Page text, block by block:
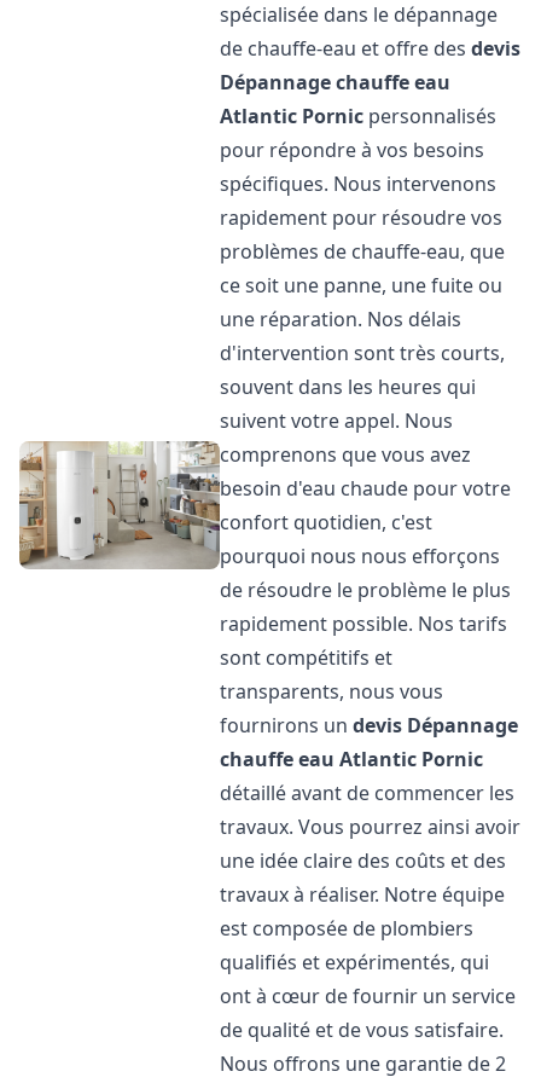
spécialisée dans le dépannage
de chauffe-eau et offre desdevis
Dépannage chauffe eau
Atlantic Pornic personnalisés
pour répondre à vos besoins
spécifiques. Nous intervenons
rapidement pour résoudre vos
problèmes de chauffe-eau, que
ce soit une panne, une fuite ou
une réparation. Nos délais
d'intervention sont très courts,
souvent dans les heures qui
suivent votre appel. Nous
comprenons que vous avez
besoin d'eau chaude pour votre
confort quotidien, c'est
pourquoi nous nous efforçons
de résoudre le problème le plus
rapidement possible. Nos tarifs
sont compétitifs et
transparents, nous vous
fournirons undevis Dépannage
chauffe eau Atlantic Pornic
détaillé avant de commencer les
travaux. Vous pourrez ainsi avoir
une idée claire des coûts et des
travaux à réaliser. Notre équipe
est composée de plombiers
qualifiés et expérimentés, qui
ont à cœur de fournir un service
de qualité et de vous satisfaire.
Nous offrons une garantie de 2